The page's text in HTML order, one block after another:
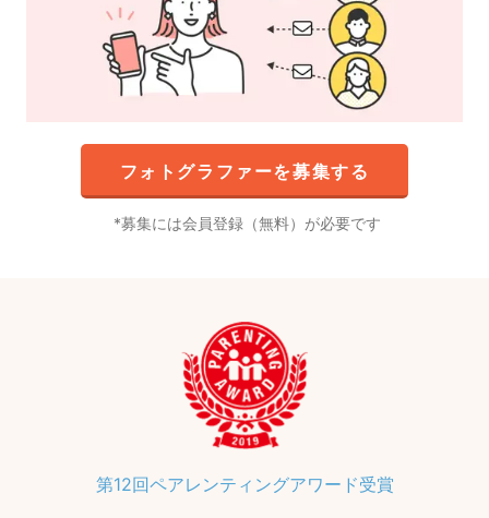
フォトグラファーを募集する
募集には会員登録（無料）が必要です
第12回ペアレンティングアワード受賞